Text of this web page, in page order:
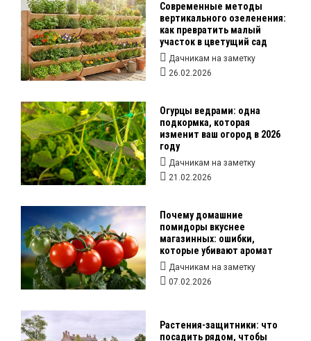
Современные методы
вертикального озеленения:
как превратить малый
участок в цветущий сад
Дачникам на заметку
26.02.2026
Огурцы ведрами: одна
подкормка, которая
изменит ваш огород в 2026
году
Дачникам на заметку
21.02.2026
Почему домашние
помидоры вкуснее
магазинных: ошибки,
которые убивают аромат
Дачникам на заметку
07.02.2026
Растения-защитники: что
посадить рядом, чтобы